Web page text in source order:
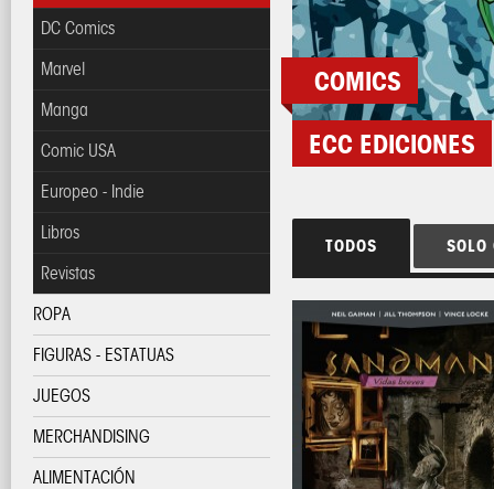
DC Comics
Marvel
Manga
Comic USA
Europeo - Indie
Libros
Revistas
ROPA
FIGURAS - ESTATUAS
JUEGOS
MERCHANDISING
ALIMENTACIÓN
COMICS
ECC EDICIONES
TODOS SOLO